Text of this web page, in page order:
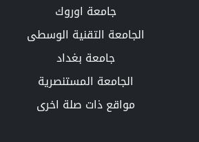
جامعة اوروك
الجامعة التقنية الوسطى
جامعة بغداد
الجامعة المستنصرية
مواقع ذات صلة اخرى